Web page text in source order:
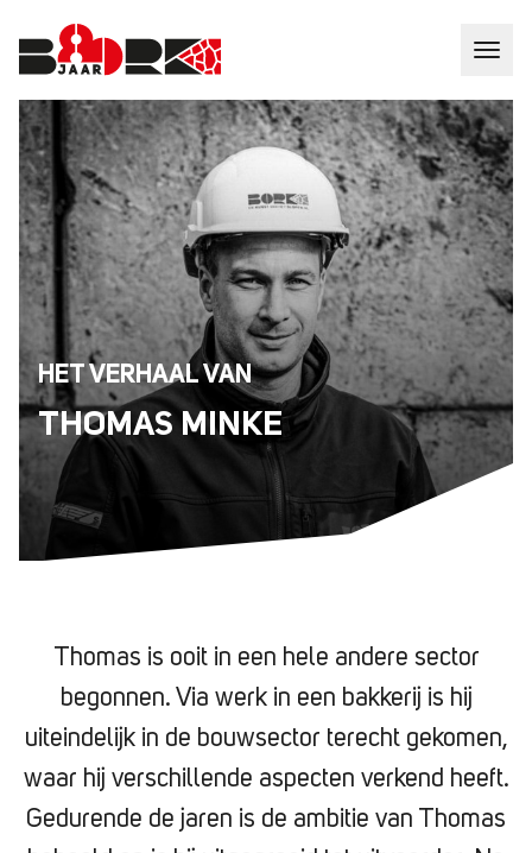
HET VERHAAL VAN
THOMAS MINKE
Thomas is ooit in een hele andere sector
begonnen. Via werk in een bakkerij is hij
uiteindelijk in de bouwsector terecht gekomen,
waar hij verschillende aspecten verkend heeft.
Gedurende de jaren is de ambitie van Thomas